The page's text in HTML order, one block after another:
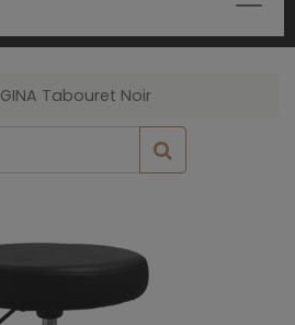
GINA Tabouret Noir